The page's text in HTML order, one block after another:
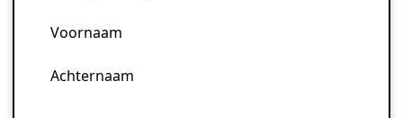
Voornaam
Achternaam